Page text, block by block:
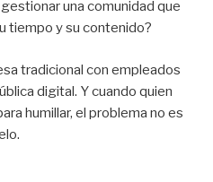
una comunidad que
tiempo y su contenido?
tradicional con empleados
digital. Y cuando quien
humillar, el problema no es